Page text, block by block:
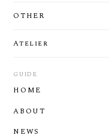
OTHER
Atelier
GUIDE
HOME
ABOUT
NEWS